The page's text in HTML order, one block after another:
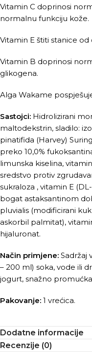
Vitamin C doprinosi
normalnu funkciju kože.
Vitamin E štiti stanice od
Vitamin B doprinosi
glikogena.
Alga Wakame
Sastojci: Hidrolizirani
maltodekstrin, sladilo:
pinatifida (Harvey)
preko 10,0%
limunska kiselina,
sredstvo protiv
sukraloza , vitamin E
bogat astaksantinom
pluvialis (modificirani
askorbil palmitat),
hijaluronat.
Način primjene: Sadržaj
– 200 ml) soka, vode ili
jogurt, snažno
Pakovanje: 1 vrećica.
Dodatne informacije
Recenzije (0)